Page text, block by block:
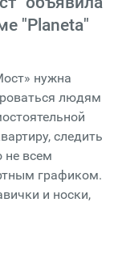
"Planeta"
нужна
людям
следить
не всем
графиком.
и носки,